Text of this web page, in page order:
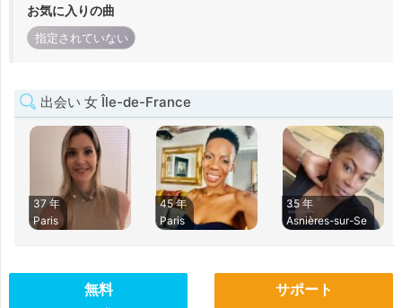
お気に入りの曲
指定されていない
出会い 女 Île-de-France
37 年
Paris
45 年
Paris
35 年
Asnières-sur-Se
無料 サポート